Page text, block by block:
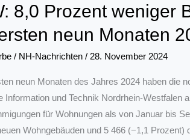
8,0 Prozent weniger
neun Monaten
/ NH-Nachrichten / 28. November 2024
neun Monaten des Jahres 2024 haben die
Information und Technik Nordrhein-
für Wohnungen als von Januar bis
Wohngebäuden und 5 466 (−1,1